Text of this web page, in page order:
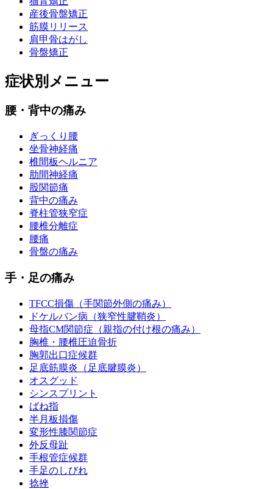
産後骨盤矯正
筋膜リリース
肩甲骨はがし
骨盤矯正
症状別メニュー
腰・背中の痛み
ぎっくり腰
坐骨神経痛
椎間板ヘルニア
肋間神経痛
股関節痛
背中の痛み
脊柱管狭窄症
腰椎分離症
腰痛
骨盤の痛み
手・足の痛み
TFCC損傷（手関節外側の痛み）
ドケルバン病（狭窄性腱鞘炎）
母指CM関節症（親指の付け根の痛み）
胸椎・腰椎圧迫骨折
胸郭出口症候群
足底筋膜炎（足底腱膜炎）
オスグッド
シンスプリント
ばね指
半月板損傷
変形性膝関節症
外反母趾
手根管症候群
手足のしびれ
捻挫